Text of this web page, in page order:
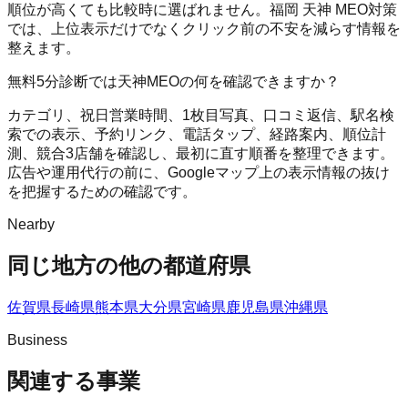
順位が高くても比較時に選ばれません。福岡 天神 MEO対策
では、上位表示だけでなくクリック前の不安を減らす情報を
整えます。
無料5分診断では天神MEOの何を確認できますか？
カテゴリ、祝日営業時間、1枚目写真、口コミ返信、駅名検
索での表示、予約リンク、電話タップ、経路案内、順位計
測、競合3店舗を確認し、最初に直す順番を整理できます。
広告や運用代行の前に、Googleマップ上の表示情報の抜け
を把握するための確認です。
Nearby
同じ地方の他の都道府県
佐賀県長崎県熊本県大分県宮崎県鹿児島県沖縄県
Business
関連する事業